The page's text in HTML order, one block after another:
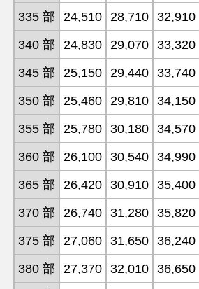
335 部
24,510 28,710 32,910
340 部
24,830 29,070 33,320
345 部
25,150 29,440 33,740
350 部
25,460 29,810 34,150
355 部
25,780 30,180 34,570
360 部
26,100 30,540 34,990
365 部
26,420 30,910 35,400
370 部
26,740 31,280 35,820
375 部
27,060 31,650 36,240
380 部
27,370 32,010 36,650